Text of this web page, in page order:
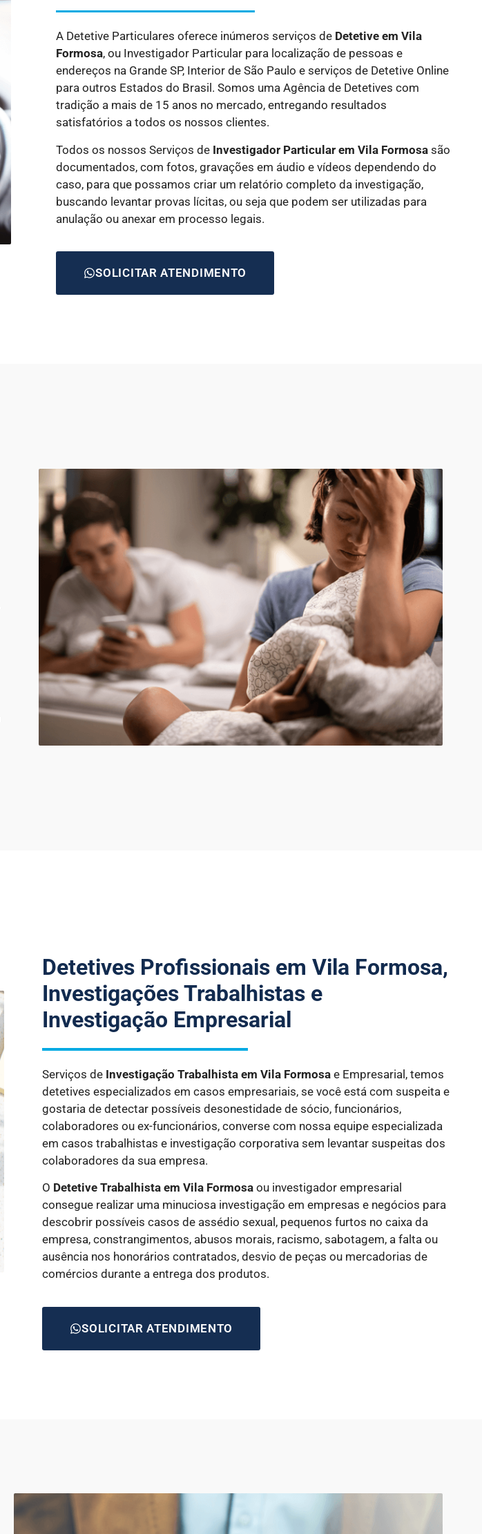
A Detetive Particulares oferece inúmeros serviços de Detetiveem Vila
Formosa, ou Investigador Particular para localização de pessoas e
endereços na Grande SP, Interior de São Paulo e serviços de Detetive Online
para outros Estados do Brasil. Somos uma Agência de Detetives com
tradição a mais de 15 anos no mercado, entregando resultados
satisfatórios a todos os nossos clientes.
Todos os nossos Serviços de Investigador Particularem Vila Formosa são
documentados, com fotos, gravações em áudio e vídeos dependendo do
caso, para que possamos criar um relatório completo da investigação,
buscando levantar provas lícitas, ou seja que podem ser utilizadas para
anulação ou anexar em processo legais.
SOLICITAR ATENDIMENTO
Detetives Profissionais em Vila Formosa,
Investigações Trabalhistas e
Investigação Empresarial
Serviços de Investigação Trabalhistaem Vila Formosa e Empresarial, temos
detetives especializados em casos empresariais, se você está com suspeita e
gostaria de detectar possíveis desonestidade de sócio, funcionários,
colaboradores ou ex-funcionários, converse com nossa equipe especializada
em casos trabalhistas e investigação corporativa sem levantar suspeitas dos
colaboradores da sua empresa.
O Detetive Trabalhistaem Vila Formosa ou investigador empresarial
consegue realizar uma minuciosa investigação em empresas e negócios para
descobrir possíveis casos de assédio sexual, pequenos furtos no caixa da
empresa, constrangimentos, abusos morais, racismo, sabotagem, a falta ou
ausência nos honorários contratados, desvio de peças ou mercadorias de
comércios durante a entrega dos produtos.
SOLICITAR ATENDIMENTO